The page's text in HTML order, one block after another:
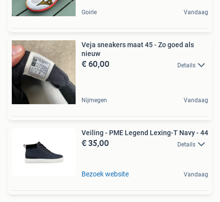
Goirle Vandaag
Veja sneakers maat 45 - Zo goed als
nieuw
€ 60,00 Details
Nijmegen Vandaag
Veiling - PME Legend Lexing-T Navy - 44
€ 35,00 Details
Bezoek website Vandaag